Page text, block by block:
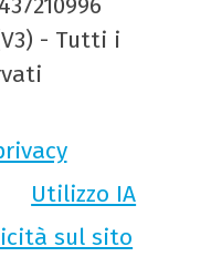
- Tutti i
Utilizzo IA
sul sito